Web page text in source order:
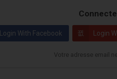
Login With Facebook Login
Votre adresse email